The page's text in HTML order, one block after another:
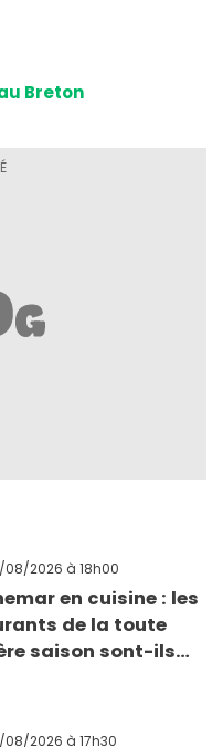
Breton
08/2026 à 18h00
en cuisine : les
de la toute
saison sont-ils
08/2026 à 17h30